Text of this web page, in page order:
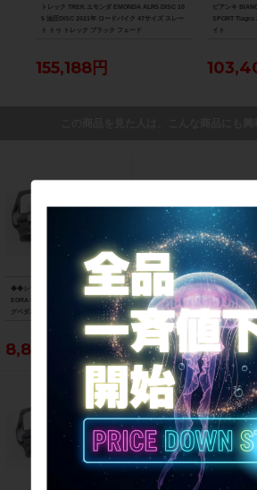
トレック TREK エモンダ EMONDA ALR5 DISC 10
5 油圧DISC 2021年 ロードバイク 47サイズ スレー
ト トゥ トレック ブラック フェード
155,188円
ビアンキ
SPORT Tiagra
イト
◆◆シマノ SHIMANO アルテグラ ULT
EGRA PD-R8000 SPD-SL ビンディン
グペダル（サイクルパラダイス大阪よ
8,800円
◆◆シマノ SHIMANO アルテグラ ULT
EGRA PD-6700-C SPD-SL カーボン ビ
ンディングペダル（サイクルパラダイ
ス大阪より配送）
7,700円